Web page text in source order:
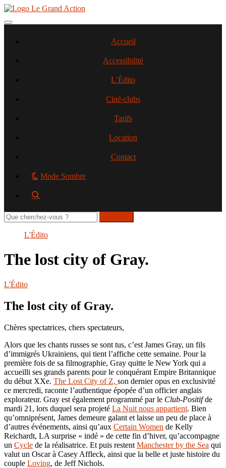
Aller
contenu
Toggle navigation
Accueil
Accessibilité
L’Édito
Ciné-clubs
Tarifs
Location
Contact
Mode Sombre
Rechercher
sur
L'Édito
The lost city of Gray.
L'Édito
The lost city of Gray.
Chères spectatrices, chers spectateurs,
Alors que les chants russes se sont tus, c’est James Gray, un fils
d’immigrés Ukrainiens, qui tient l’affiche cette semaine. Pour la
première fois de sa filmographie, Gray quitte le New York qui a
accueilli ses grands parents pour le conquérant Empire Britannique
du début XXe. The Lost City of Z, son dernier opus en exclusivité
ce mercredi, raconte l’authentique épopée d’un officier anglais
explorateur. Gray est également programmé par le Club-Positifde
mardi 21, lors duquel sera projeté La Nuit nous appartient. Bien
qu’omniprésent, James demeure galant et laisse un peu de place à
d’autres événements, ainsi qu’aux Certain Women de Kelly
Reichardt, LA surprise « indé » de cette fin d’hiver, qu’accompagne
un Cycle de la réalisatrice. Et puis restent Manchester by the Sea qui
valut un Oscar à Casey Affleck, ainsi que la belle et juste histoire du
couple Loving, de Jeff Nichols.